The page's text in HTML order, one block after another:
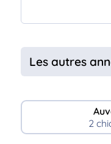
Les autres
2